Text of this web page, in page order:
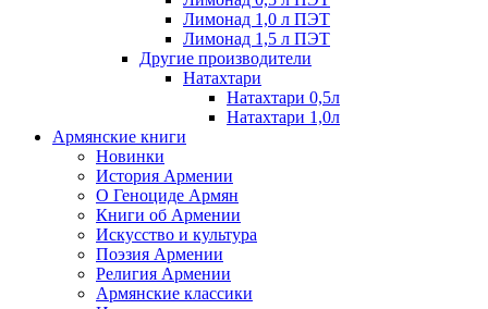
Лимонад 1,0 л ПЭТ
Лимонад 1,5 л ПЭТ
Другие производители
Натахтари
Натахтари 0,5л
Натахтари 1,0л
Армянские книги
Новинки
История Армении
О Геноциде Армян
Книги об Армении
Иcкусство и культура
Поэзия Армении
Религия Армении
Армянские классики